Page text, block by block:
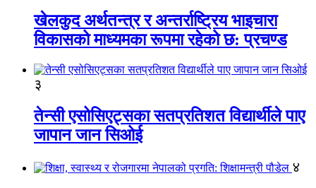
खेलकुद अर्थतन्त्र र अन्तर्राष्ट्रिय भाइचारा
विकासको माध्यमका रूपमा रहेको छ: प्रचण्ड
३
तेन्सी एसोसिएट्सका सतप्रतिशत विद्यार्थीले पाए
जापान जान सिओई
४